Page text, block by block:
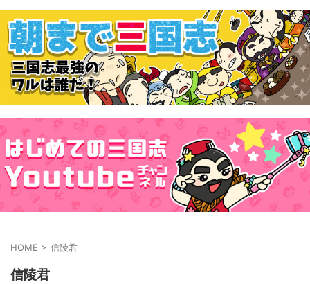
HOME > 信陵君
信陵君